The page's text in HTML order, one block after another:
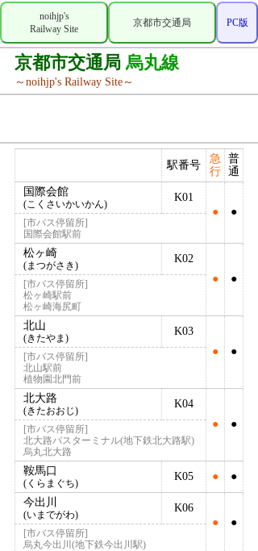
noihjp's
Railway Site
京都市交通局 PC版
京都市交通局 烏丸線
～noihjp's Railway Site～
駅番号
急
行
普
通
国際会館
(こくさいかいかん)
K01
●
●
[市バス停留所]
国際会館駅前
松ヶ崎
(まつがさき)
K02
●
●
[市バス停留所]
松ヶ崎駅前
松ヶ崎海尻町
北山
(きたやま)
K03
●
●
[市バス停留所]
北山駅前
植物園北門前
北大路
(きたおおじ)
K04
●
●
[市バス停留所]
北大路バスターミナル(地下鉄北大路駅)
烏丸北大路
鞍馬口
(くらまぐち)
K05 ● ●
今出川
(いまでがわ)
K06
●
●
[市バス停留所]
烏丸今出川(地下鉄今出川駅)